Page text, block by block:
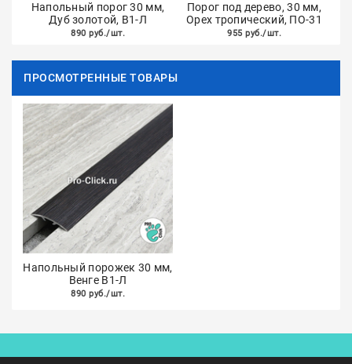
Напольный порог 30 мм,
Дуб золотой, В1-Л
890 руб./шт.
Порог под дерево, 30 мм,
Орех тропический, ПО-31
955 руб./шт.
ПРОСМОТРЕННЫЕ ТОВАРЫ
Напольный порожек 30 мм,
Венге В1-Л
890 руб./шт.